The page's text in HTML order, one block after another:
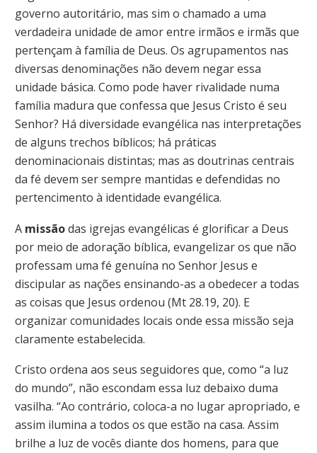
governo autoritário, mas sim o chamado a uma
verdadeira unidade de amor entre irmãos e irmãs que
pertençam à família de Deus. Os agrupamentos nas
diversas denominações não devem negar essa
unidade básica. Como pode haver rivalidade numa
família madura que confessa que Jesus Cristo é seu
Senhor? Há diversidade evangélica nas interpretações
de alguns trechos bíblicos; há práticas
denominacionais distintas; mas as doutrinas centrais
da fé devem ser sempre mantidas e defendidas no
pertencimento à identidade evangélica.
A missãodas igrejas evangélicas é glorificar a Deus
por meio de adoração bíblica, evangelizar os que não
professam uma fé genuína no Senhor Jesus e
discipular as nações ensinando-as a obedecer a todas
as coisas que Jesus ordenou (Mt 28.19, 20). E
organizar comunidades locais onde essa missão seja
claramente estabelecida.
Cristo ordena aos seus seguidores que, como “a luz
do mundo”, não escondam essa luz debaixo duma
vasilha. “Ao contrário, coloca-a no lugar apropriado, e
assim ilumina a todos os que estão na casa. Assim
brilhe a luz de vocês diante dos homens, para que